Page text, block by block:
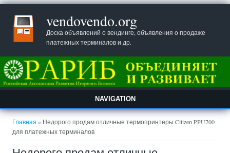
vendovendo.org
Доска объявлений о вендинге, объявления о продаже
платежных терминалов и др.
NAVIGATION
Вы здесь
Главная » Недорого продам отличные термопринтеры Citizen PPU700
для платежных терминалов